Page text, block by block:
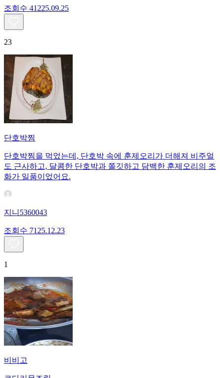
조회수 41225.09.25
23
단호박찜
단호박찜을 먹었는데, 단호박 속에 훈제오리가 더해져 비주얼
도 근사하고, 달콤한 단호박과 쫄깃하고 담백한 훈제오리의 조
화가 일품이었어요.
지니5360043
조회수 71 25.12.23
1
비비고